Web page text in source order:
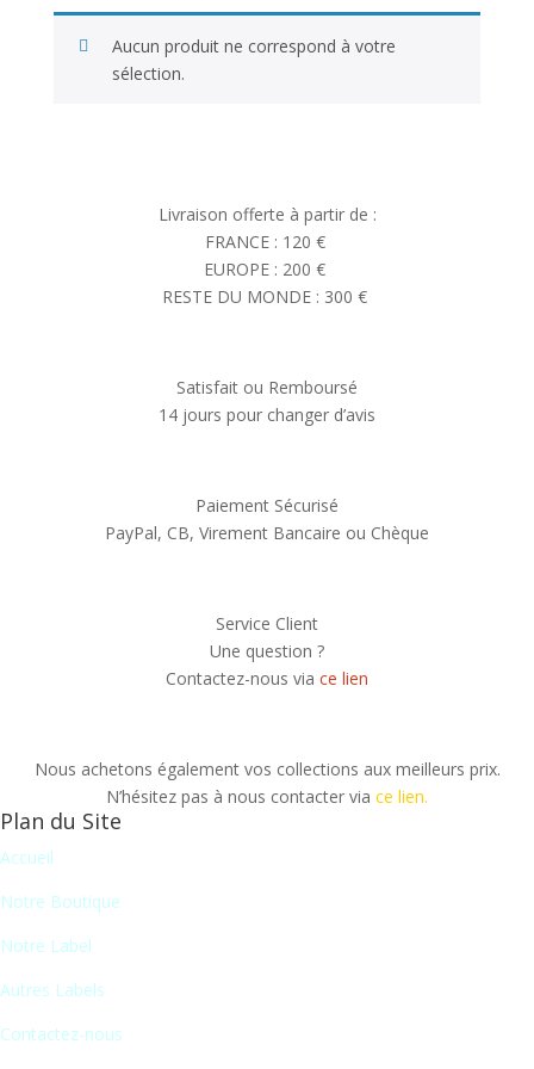
Aucun produit ne correspond à votre
sélection.
Livraison offerte à partir de :
FRANCE : 120 €
EUROPE : 200 €
RESTE DU MONDE : 300 €
Satisfait ou Remboursé
14 jours pour changer d’avis
Paiement Sécurisé
PayPal, CB, Virement Bancaire ou Chèque
Service Client
Une question ?
Contactez-nous via ce lien
Nous achetons également vos collections aux meilleurs prix.
N’hésitez pas à nous contacter via ce lien.
Plan du Site
Accueil
Notre Boutique
Notre Label
Autres Labels
Contactez-nous